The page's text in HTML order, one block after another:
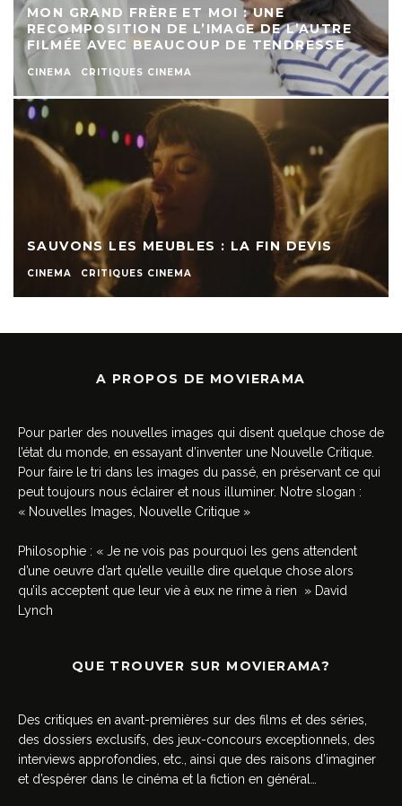
MON GRAND FRÈRE ET MOI : UNE
RECOMPOSITION DE L’IMAGE DE L’AUTRE
FILMÉE AVEC BEAUCOUP DE TENDRESSE
CINEMA CRITIQUES CINEMA
SAUVONS LES MEUBLES : LA FIN DEVIS
CINEMA CRITIQUES CINEMA
A PROPOS DE MOVIERAMA
Pour parler des nouvelles images qui disent quelque chose de
l’état du monde, en essayant d’inventer une Nouvelle Critique.
Pour faire le tri dans les images du passé, en préservant ce qui
peut toujours nous éclairer et nous illuminer. Notre slogan :
« Nouvelles Images, Nouvelle Critique »
Philosophie : « Je ne vois pas pourquoi les gens attendent
d’une oeuvre d’art qu’elle veuille dire quelque chose alors
qu’ils acceptent que leur vie à eux ne rime à rien » David
Lynch
QUE TROUVER SUR MOVIERAMA?
Des critiques en avant-premières sur des films et des séries,
des dossiers exclusifs, des jeux-concours exceptionnels, des
interviews approfondies, etc., ainsi que des raisons d’imaginer
et d’espérer dans le cinéma et la fiction en général…